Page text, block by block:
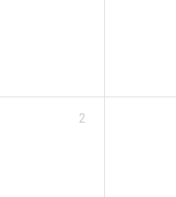
2